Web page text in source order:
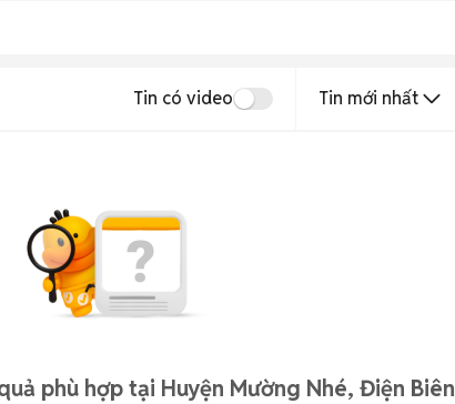
Tin có video Tin mới nhất
phù hợp tại Huyện Mường Nhé, Điện Biên